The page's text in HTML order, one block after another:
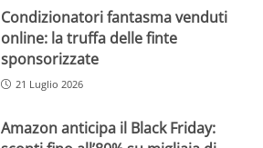
Condizionatori fantasma venduti
online: la truffa delle finte
sponsorizzate
21 Luglio 2026
Amazon anticipa il Black Friday: